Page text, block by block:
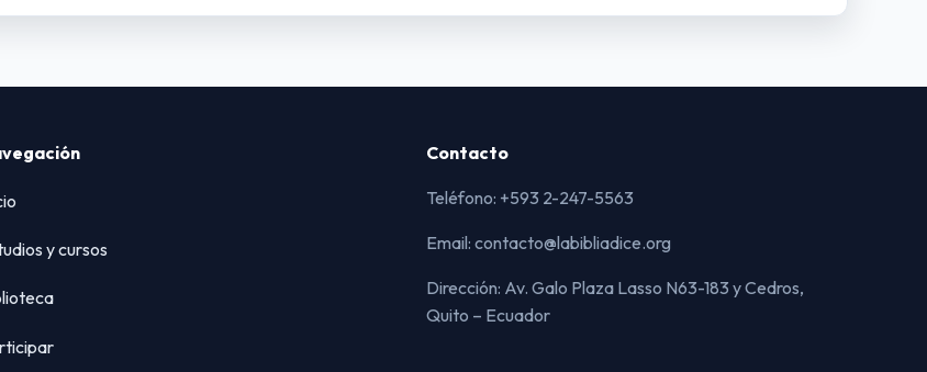
y cursos
Contacto
Teléfono: +593 2-247-5563
Email: contacto@labibliadice.org
Dirección: Av. Galo Plaza Lasso N63-183 y Cedros,
Quito – Ecuador